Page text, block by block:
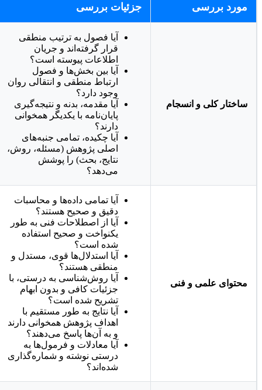
مورد بررسی جزئیات بررسی
ساختار کلی و انسجام
آیا فصول به ترتیب منطقی
قرار گرفته‌اند و جریان
اطلاعات پیوسته است؟
آیا بین بخش‌ها و فصول
ارتباط منطقی و انتقالی روان
وجود دارد؟
آیا مقدمه، بدنه و نتیجه‌گیری
پایان‌نامه با یکدیگر همخوانی
دارند؟
آیا چکیده، تمامی جنبه‌های
اصلی پژوهش (مسئله، روش،
نتایج، بحث) را پوشش
می‌دهد؟
محتوای علمی و فنی
آیا تمامی داده‌ها و محاسبات
دقیق و صحیح هستند؟
آیا از اصطلاحات فنی به طور
یکنواخت و صحیح استفاده
شده است؟
آیا استدلال‌ها قوی، مستدل و
منطقی هستند؟
آیا روش‌شناسی به درستی، با
جزئیات کافی و بدون ابهام
تشریح شده است؟
آیا نتایج به طور مستقیم با
اهداف پژوهش همخوانی دارند
و به آن‌ها پاسخ می‌دهند؟
آیا معادلات و فرمول‌ها به
درستی نوشته و شماره‌گذاری
شده‌اند؟